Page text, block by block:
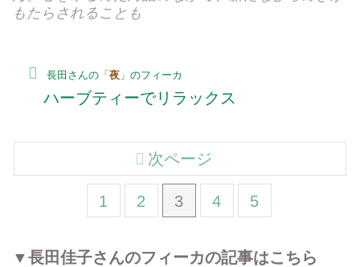
もたらされることも
長田さんの「夜 」のフィーカ
ハーブティーでリラックス
1 2 3 4 5
次ページ
▼長田佳子さんのフィーカの記事はこちら